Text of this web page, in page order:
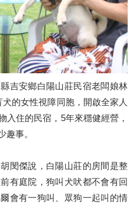
吉安鄉白陽山莊民宿老闆娘林
的女性視障同胞，開啟全家人
入住的民宿，5年來穩健經營，
趣事。
閔傑說，白陽山莊的房間是整
有庭院，狗叫犬吠都不會有回
會有一狗叫、眾狗一起叫的情